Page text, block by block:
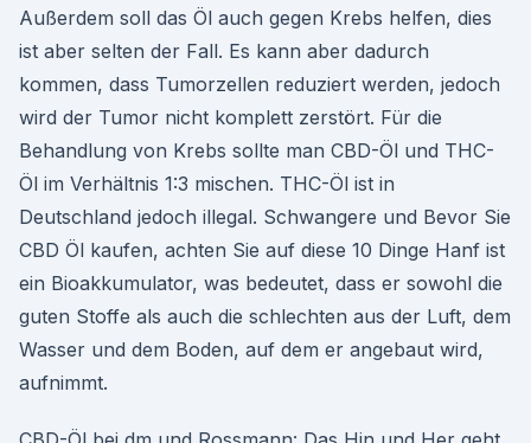
Außerdem soll das Öl auch gegen Krebs helfen, dies
ist aber selten der Fall. Es kann aber dadurch
kommen, dass Tumorzellen reduziert werden, jedoch
wird der Tumor nicht komplett zerstört. Für die
Behandlung von Krebs sollte man CBD-Öl und THC-
Öl im Verhältnis 1:3 mischen. THC-Öl ist in
Deutschland jedoch illegal. Schwangere und Bevor Sie
CBD Öl kaufen, achten Sie auf diese 10 Dinge Hanf ist
ein Bioakkumulator, was bedeutet, dass er sowohl die
guten Stoffe als auch die schlechten aus der Luft, dem
Wasser und dem Boden, auf dem er angebaut wird,
aufnimmt.